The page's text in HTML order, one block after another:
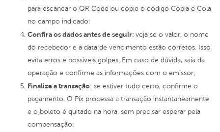
para escanear o QR Code ou copie o código Copia e Cola
no campo indicado;
Confira os dados antes de seguir: veja se o valor, o nome
do recebedor e a data de vencimento estão corretos. Isso
evita erros e possíveis golpes. Em caso de dúvida, saia da
operação e confirme as informações com o emissor;
Finalize a transação: se estiver tudo certo, confirme o
pagamento. O Pix processa a transação instantaneamente
e o boleto é quitado na hora, sem precisar esperar pela
compensação;